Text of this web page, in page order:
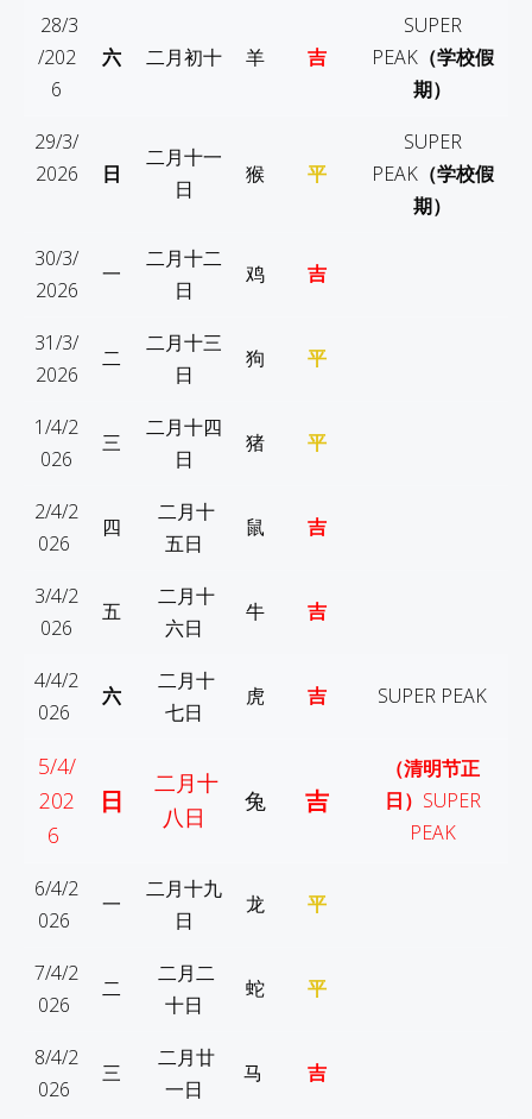
28/3
/202
6
六 二月初十 羊 吉
SUPER
PEAK（学校假
期）
29/3/
2026
日
二月十一
日
猴 平
SUPER
PEAK（学校假
期）
30/3/
2026
一
二月十二
日
鸡 吉
31/3/
2026
二
二月十三
日
狗 平
1/4/2
026
三
二月十四
日
猪 平
2/4/2
026
四
二月十
五日
鼠 吉
3/4/2
026
五
二月十
六日
牛 吉
4/4/2
026
六
二月十
七日
虎 吉 SUPER PEAK
5/4/
202
6
日
二月十
八日
兔 吉
（清明节正
日） SUPER
PEAK
6/4/2
026
一
二月十九
日
龙 平
7/4/2
026
二
二月二
十日
蛇 平
8/4/2
026
三
二月廿
一日
马 吉